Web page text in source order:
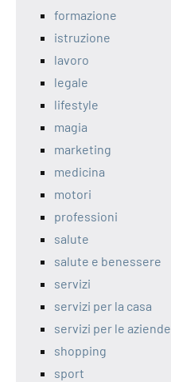
formazione
istruzione
lavoro
legale
lifestyle
magia
marketing
medicina
motori
professioni
salute
salute e benessere
servizi
servizi per la casa
servizi per le aziende
shopping
sport